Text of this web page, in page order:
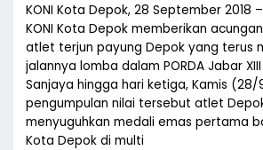
KONI Kota Depok, 28 September 2018
KONI Kota Depok memberikan
atlet terjun payung Depok yang terus
jalannya lomba dalam PORDA Jabar
Sanjaya hingga hari ketiga, Kamis (28/
pengumpulan nilai tersebut atlet
menyuguhkan medali emas pertama
Kota Depok di multi